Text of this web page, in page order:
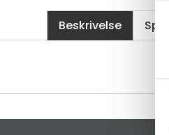
Beskrivelse